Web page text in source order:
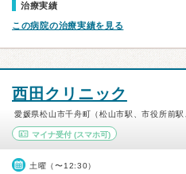
治療実績
この病院の治療実績を見る
西田クリニック
愛媛県松山市千舟町（松山市駅、市役所前駅
マイナ受付 (スマホ可)
土曜（〜12:30）